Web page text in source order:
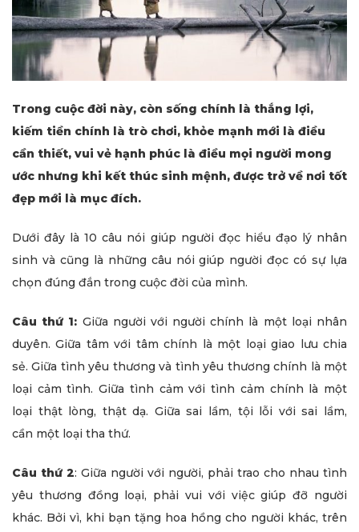
Trong cuộc đời này, còn sống chính là thắng lợi,
kiếm tiền chính là trò chơi, khỏe mạnh mới là điều
cần thiết, vui vẻ hạnh phúc là điều mọi người mong
ước nhưng khi kết thúc sinh mệnh, được trở về nơi tốt
đẹp mới là mục đích.
Dưới đây là 10 câu nói giúp người đọc hiểu đạo lý nhân
sinh và cũng là những câu nói giúp người đọc có sự lựa
chọn đúng đắn trong cuộc đời của mình.
Câu thứ 1: Giữa người với người chính là một loại nhân
duyên. Giữa tâm với tâm chính là một loại giao lưu chia
sẻ. Giữa tình yêu thương và tình yêu thương chính là một
loại cảm tình. Giữa tình cảm với tình cảm chính là một
loại thật lòng, thật dạ. Giữa sai lầm, tội lỗi với sai lầm,
cần một loại tha thứ.
Câu thứ 2: Giữa người với người, phải trao cho nhau tình
yêu thương đồng loại, phải vui với việc giúp đỡ người
khác. Bởi vì, khi bạn tặng hoa hồng cho người khác, trên